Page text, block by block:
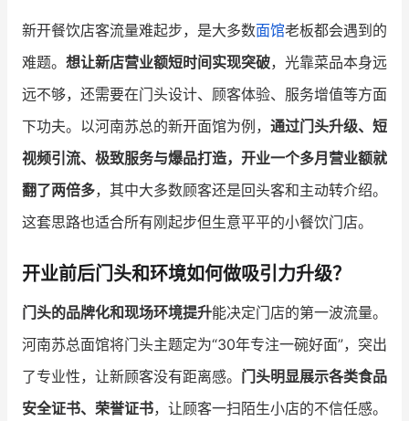
品牌消费观 行业报告
新零售资讯
培训课程
私域课程 新零售内参
商家社区 社群交流
入驻有赞 认证代理商
认证服务商 设计服务商
新开餐饮店客流量难起步，是大多数面馆老板都会遇到的
难题。 想让新店营业额短时间实现突破，光靠菜品本身远
远不够，还需要在门头设计、顾客体验、服务增值等方面
下功夫。以河南苏总的新开面馆为例， 通过门头升级、短
视频引流、极致服务与爆品打造，开业一个多月营业额就
翻了两倍多，其中大多数顾客还是回头客和主动转介绍。
这套思路也适合所有刚起步但生意平平的小餐饮门店。
开业前后门头和环境如何做吸引力升级？
门头的品牌化和现场环境提升能决定门店的第一波流量。
河南苏总面馆将门头主题定为“30年专注一碗好面”，突出
了专业性，让新顾客没有距离感。 门头明显展示各类食品
安全证书、荣誉证书，让顾客一扫陌生小店的不信任感。